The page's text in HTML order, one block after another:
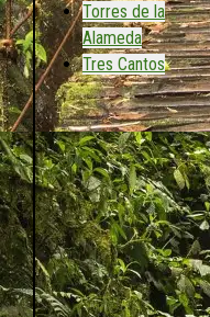
Torres de la
Alameda
Tres Cantos